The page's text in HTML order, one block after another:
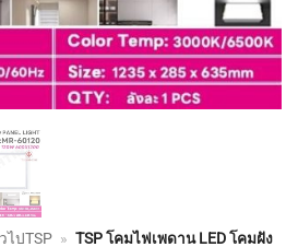
ไปTSP » TSP โคมไฟเพดาน LED โคมฝัง